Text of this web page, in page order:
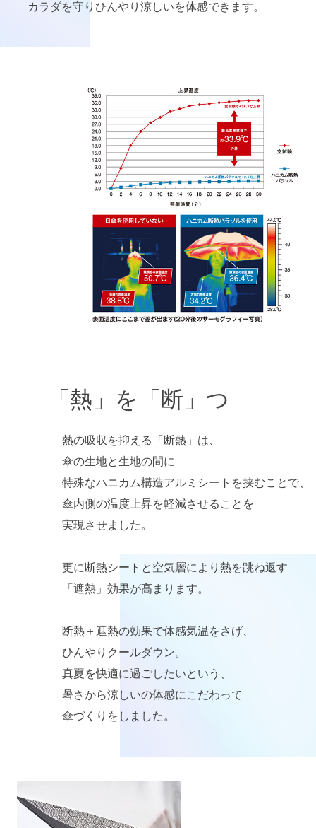
カラダを守りひんやり涼しいを体感できます。
「熱」を「断」つ
熱の吸収を抑える「断熱」は、
傘の生地と生地の間に
特殊なハニカム構造アルミシートを挟むことで、
傘内側の温度上昇を軽減させることを
実現させました。
更に断熱シートと空気層により熱を跳ね返す
「遮熱」効果が高まります。
断熱＋遮熱の効果で体感気温をさげ、
ひんやりクールダウン。
真夏を快適に過ごしたいという、
暑さから涼しいの体感にこだわって
傘づくりをしました。